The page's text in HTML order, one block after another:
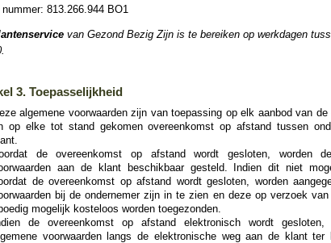
nummer: 813.266.944 BO1
van Gezond Bezig Zijn is te bereiken op werkdagen
3. Toepasselijkheid
algemene voorwaarden zijn van toepassing op elk aanbod van de
op elke tot stand gekomen overeenkomst op afstand tussen
de overeenkomst op afstand wordt gesloten, worden
aan de klant beschikbaar gesteld. Indien dit niet
de overeenkomst op afstand wordt gesloten, worden
bij de ondernemer zijn in te zien en deze op verzoek
mogelijk kosteloos worden toegezonden.
de overeenkomst op afstand elektronisch wordt gesloten,
voorwaarden langs de elektronische weg aan de klant ter